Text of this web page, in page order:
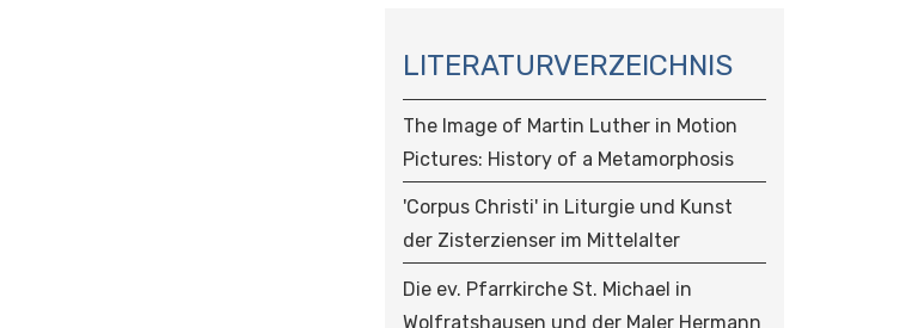
A
V
I
G
A
T
I
O
N
LITERATURVERZEICHNIS
The Image of Martin Luther in Motion
Pictures: History of a Metamorphosis
'Corpus Christi' in Liturgie und Kunst
der Zisterzienser im Mittelalter
Die ev. Pfarrkirche St. Michael in
Wolfratshausen und der Maler Hermann